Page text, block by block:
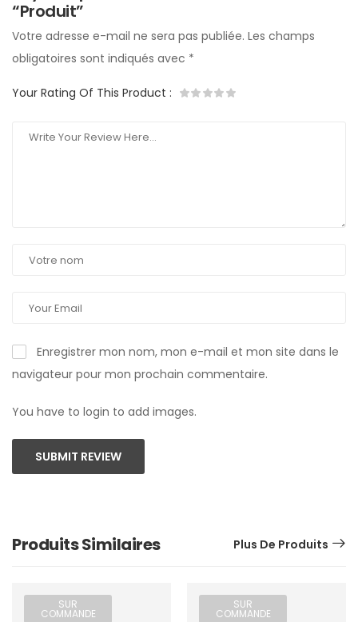
“Produit”
Votre adresse e-mail ne sera pas publiée. Les champs
obligatoires sont indiqués avec *
Your Rating Of This Product :
Enregistrer mon nom, mon e-mail et mon site dans le
navigateur pour mon prochain commentaire.
You have to login to add images.
SUBMIT REVIEW
Produits Similaires Plus De Produits
SUR
COMMANDE
SUR
COMMANDE